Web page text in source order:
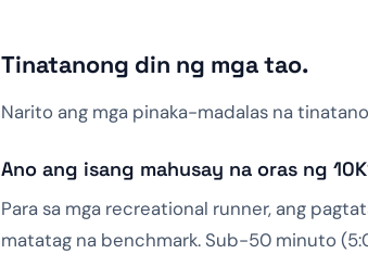
Tinatanong din ng mga tao.
Narito ang mga pinaka-madalas na
Ano ang isang mahusay na oras ng
Para sa mga recreational runner, ang
matatag na benchmark. Sub-50 minuto